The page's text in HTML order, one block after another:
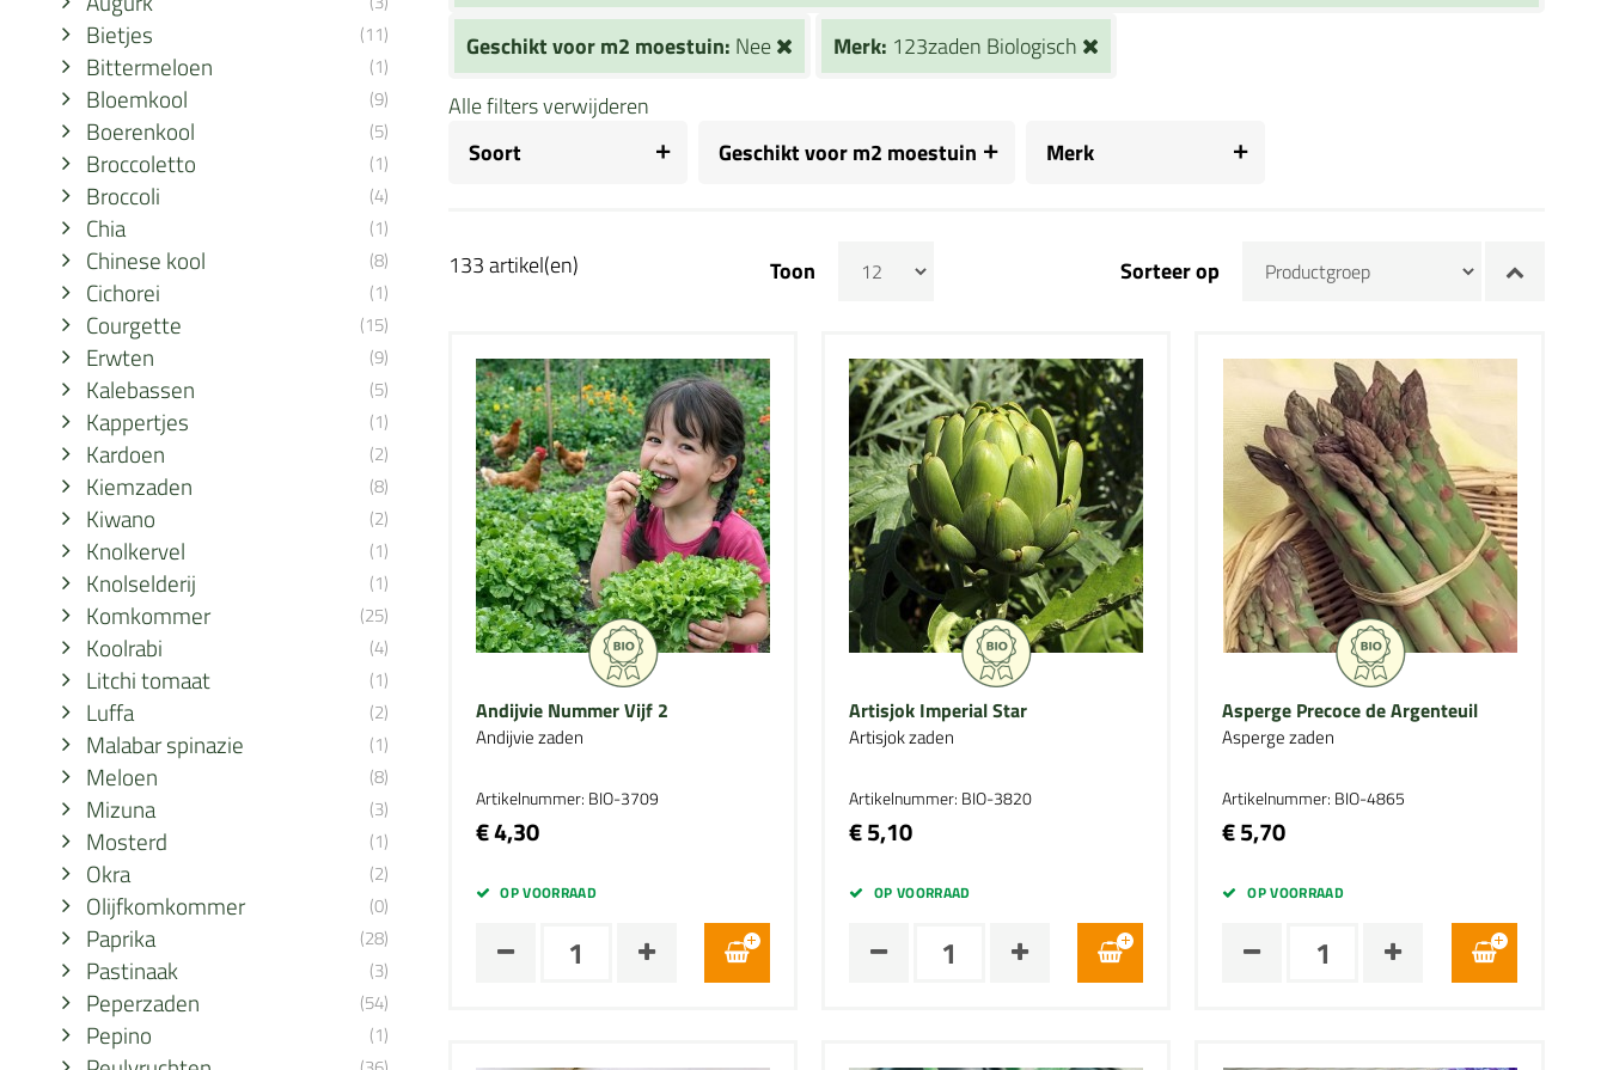
Bietjes (11)
Bittermeloen (1)
Bloemkool (9)
Boerenkool (5)
Broccoletto (1)
Broccoli (4)
Chia (1)
Chinese kool (8)
Cichorei (1)
Courgette (15)
Erwten (9)
Kalebassen (5)
Kappertjes (1)
Kardoen (2)
Kiemzaden (8)
Kiwano (2)
Knolkervel (1)
Knolselderij (1)
Komkommer (25)
Koolrabi (4)
Litchi tomaat (1)
Luffa (2)
Malabar spinazie (1)
Meloen (8)
Mizuna (3)
Mosterd (1)
Okra (2)
Olijfkomkommer (0)
Paprika (28)
Pastinaak (3)
Peperzaden (54)
Pepino (1)
Geschikt voor m2 moestuin: Nee Merk: 123zaden Biologisch
Alle filters verwijderen
Soort
Geschikt voor m2 moestuin Merk
133 artikel(en) Toon Sorteer op
Andijvie Nummer Vijf 2
Andijvie zaden
Artikelnummer: BIO-3709
€ 4,30
OP VOORRAAD
Artisjok Imperial Star
Artisjok zaden
Artikelnummer: BIO-3820
€ 5,10
OP VOORRAAD
Asperge Precoce de Argenteuil
Asperge zaden
Artikelnummer: BIO-4865
€ 5,70
OP VOORRAAD